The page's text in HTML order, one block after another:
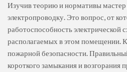
Изучив теорию и нормативы мастер
электропроводку. Это вопрос, от
работоспособность электрической
располагаемых в этом помещении.
пожарной безопасности.
короткого замыкания и возгорания